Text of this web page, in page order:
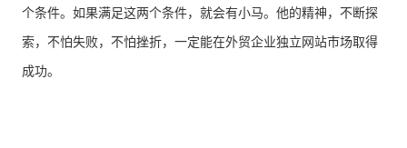
个条件。如果满足这两个条件，就会有小马。他的精神，不断探
索，不怕失败，不怕挫折，一定能在外贸企业独立网站市场取得
成功。